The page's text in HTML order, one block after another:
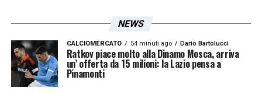
NEWS
CALCIOMERCATO 54 minuti ago Dario Bartolucci
Ratkov piace molto alla Dinamo Mosca, arriva
un’ offerta da 15 milioni: la Lazio pensa a
Pinamonti